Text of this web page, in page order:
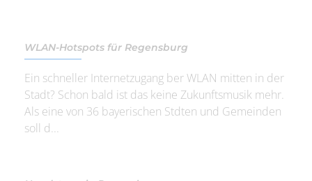
WLAN-Hotspots für Regensburg
Ein schneller Internetzugang ber WLAN mitten in der
Stadt? Schon bald ist das keine Zukunftsmusik mehr.
Als eine von 36 bayerischen Stdten und Gemeinden
soll d...